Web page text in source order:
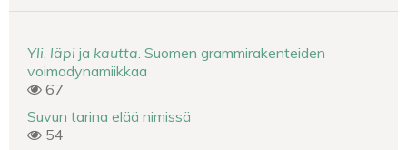
Yli läpi ja kautta . Suomen grammirakenteiden
voimadynamiikkaa
67
Suvun tarina elää nimissä
54